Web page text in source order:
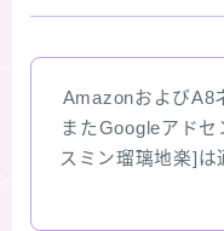
AmazonおよびA8
またGoogleアドセ
スミン瑠璃地楽]は